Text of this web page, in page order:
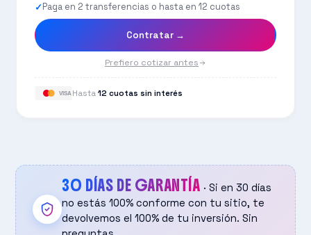
Paga en 2 transferencias o hasta en 12 cuotas
Contratar →
Prefiero cotizar antes
VISA Hasta 12 cuotas sin interés
30 DÍAS DE GARANTÍA · Si en 30 días
no estás 100% conforme con tu sitio, te
devolvemos el 100% de tu inversión. Sin